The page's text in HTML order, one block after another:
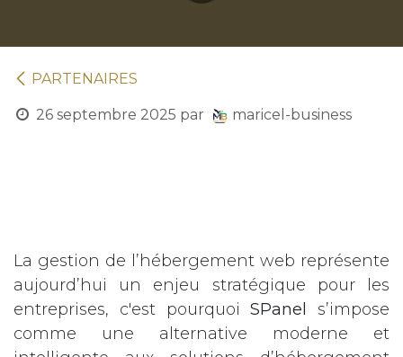
PARTENAIRES
26 septembre 2025 par maricel-business
La gestion de l’hébergement web représente
aujourd’hui un enjeu stratégique pour les
entreprises, c'est pourquoiSPanel
s’impose
comme une alternative moderne et